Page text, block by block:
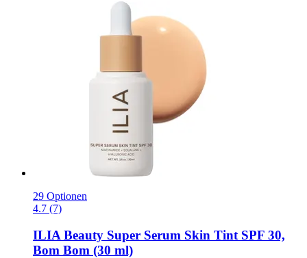
29 Optionen
4.7 (7)
ILIA Beauty Super Serum Skin Tint SPF 30,
Bom Bom (30 ml)